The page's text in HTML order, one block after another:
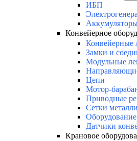
ИБП
Конвейерное
Конвейерные
Замки и
Модульные
Цепи
Мотор-
Приводные
Сетки
Датчики
Крановое